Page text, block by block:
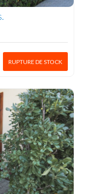
RUPTURE DE STOCK